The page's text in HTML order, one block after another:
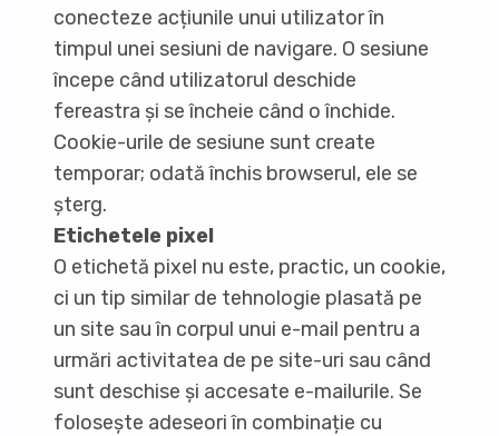
conecteze acțiunile unui utilizator în
timpul unei sesiuni de navigare. O sesiune
începe când utilizatorul deschide
fereastra și se încheie când o închide.
Cookie-urile de sesiune sunt create
temporar; odată închis browserul, ele se
șterg.
Etichetele pixel
O etichetă pixel nu este, practic, un cookie,
ci un tip similar de tehnologie plasată pe
un site sau în corpul unui e-mail pentru a
urmări activitatea de pe site-uri sau când
sunt deschise și accesate e-mailurile. Se
folosește adeseori în combinație cu